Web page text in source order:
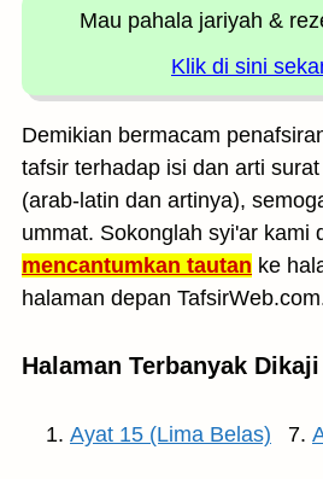
Mau pahala jariyah &
Klik di sini
Demikian bermacam
tafsir terhadap isi dan arti
(arab-latin dan artinya),
ummat. Sokonglah syi'ar kami
mencantumkan tautan ke
halaman depan
Halaman Terbanyak Dikaji
Ayat 15 (Lima Belas)